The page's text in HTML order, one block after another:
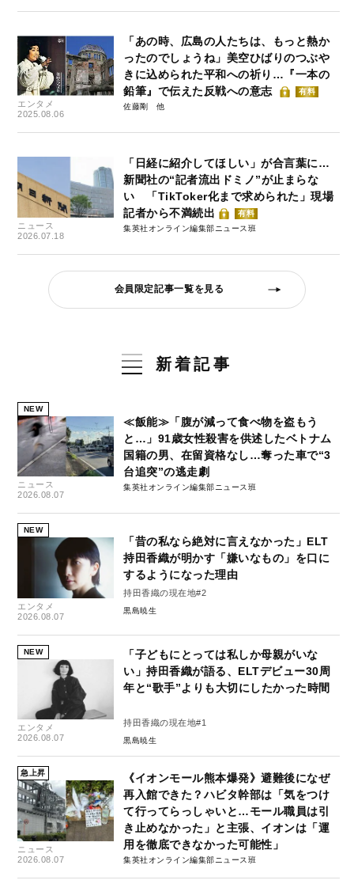
エンタメ
2025.08.06
「あの時、広島の人たちは、もっと熱か
ったのでしょうね」美空ひばりのつぶや
きに込められた平和への祈り…『一本の
鉛筆』で伝えた反戦への意志
有料
佐藤剛
ニュース
2026.07.18
「日経に紹介してほしい」が合言葉に…
新聞社の“記者流出ドミノ”が止まらな
い 「TikToker化まで求められた」現場
記者から不満続出
有料
集英社オンライン編集部ニュース班
会員限定記事一覧を見る
新着記事
NEW
ニュース
2026.08.07
≪飯能≫「腹が減って食べ物を盗もう
と…」91歳女性殺害を供述したベトナム
国籍の男、在留資格なし…奪った車で“3
台追突”の逃走劇
集英社オンライン編集部ニュース班
NEW
エンタメ
2026.08.07
「昔の私なら絶対に言えなかった」ELT
持田香織が明かす「嫌いなもの」を口に
するようになった理由
持田香織の現在地#2
黒島暁生
NEW
エンタメ
2026.08.07
「子どもにとっては私しか母親がいな
い」持田香織が語る、ELTデビュー30周
年と“歌手”よりも大切にしたかった時間
持田香織の現在地#1
黒島暁生
急上昇
ニュース
2026.08.07
《イオンモール熊本爆発》避難後になぜ
再入館できた？ハビタ幹部は「気をつけ
て行ってらっしゃいと…モール職員は引
き止めなかった」と主張、イオンは「運
用を徹底できなかった可能性」
集英社オンライン編集部ニュース班